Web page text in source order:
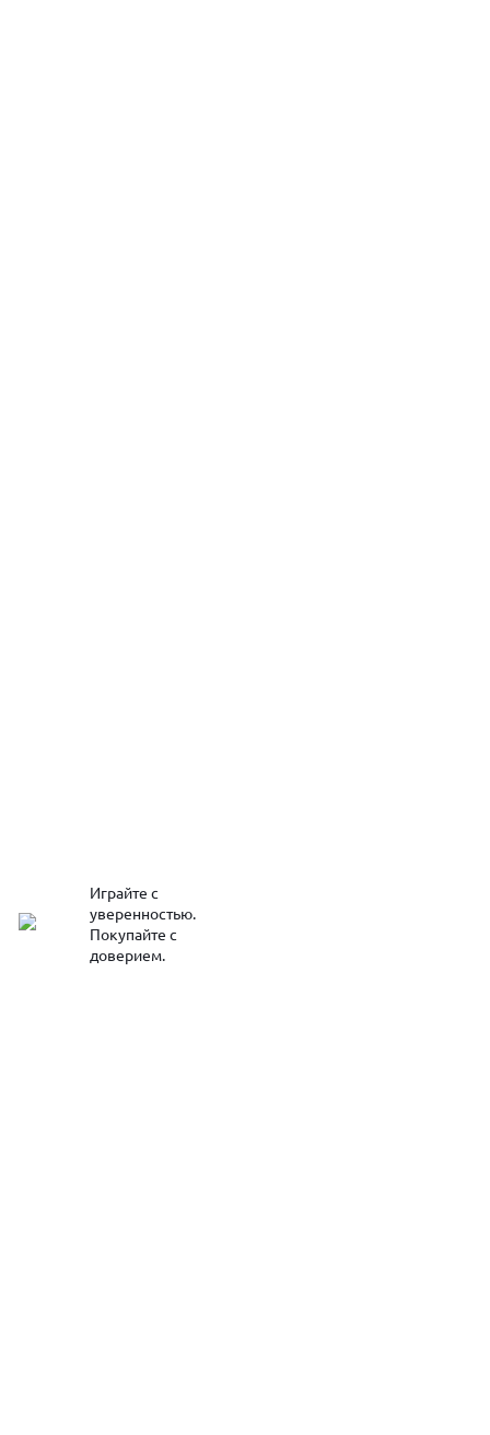
Играйте с
уверенностью.
Покупайте с
доверием.